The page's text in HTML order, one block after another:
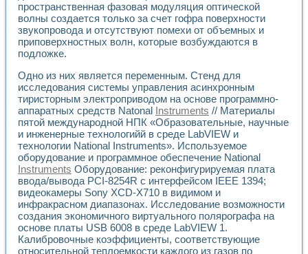
пространственная фазовая модуляция оптической
волны создается только за счет гофра поверхности
звукопровода и отсутствуют помехи от объемных и
приповерхностных волн, которые возбуждаются в
подложке.
Одно из них является переменным. Стенд для
исследования системы управления асинхронным
тиристорным электроприводом на основе программно-
аппаратных средств Natonal Instruments // Материалы
пятой международной НПК «Образовательные, научные
и инженерные технологийй в среде LabVIEW и
технологии National Instruments». Используемое
оборудование и программное обеспечение National
Instruments Оборудование: реконфигурируемая плата
ввода/вывода PCI-8254R с интерфейсом IEEE 1394;
видеокамеры Sony XCD-X710 в видимом и
инфракрасном диапазонах. Исследование возможности
создания экономичного виртуального полярографа на
основе платы USB 6008 в среде LabVIEW 1.
Калибровочные коэффициенты, соответствующие
относительной теплоемкости каждого из газов по